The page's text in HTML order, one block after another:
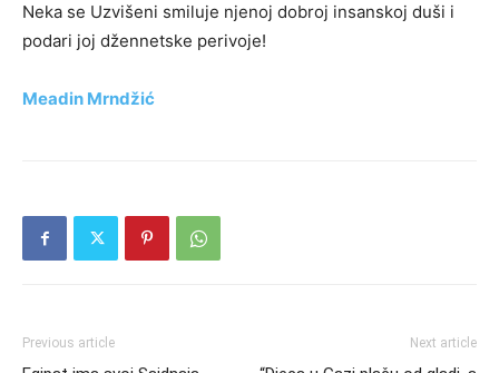
Neka se Uzvišeni smiluje njenoj dobroj insanskoj duši i
podari joj džennetske perivoje!
Meadin Mrndžić
Previous article Next article